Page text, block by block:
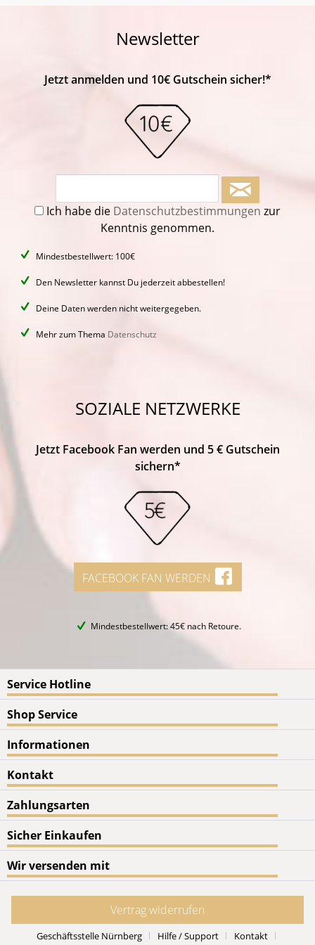
Newsletter
Jetzt anmelden und 10€ Gutschein sicher!*
Ich habe die Datenschutzbestimmungen zur
Kenntnis genommen.
Mindestbestellwert: 100€
Den Newsletter kannst Du jederzeit abbestellen!
Deine Daten werden nicht weitergegeben.
Mehr zum Thema Datenschutz
SOZIALE NETZWERKE
Jetzt Facebook Fan werden und 5 € Gutschein
sichern*
FACEBOOK FAN WERDEN
Mindestbestellwert: 45€ nach Retoure.
Service Hotline
Shop Service
Informationen
Kontakt
Zahlungsarten
Sicher Einkaufen
Wir versenden mit
Vertrag widerrufen
Geschäftsstelle Nürnberg Hilfe / Support Kontakt